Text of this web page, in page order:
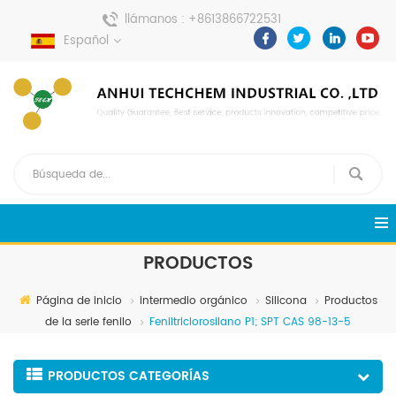
llámanos : +8613866722531
enviar un mensaje :
pweiping@techemi.com
Español
PRODUCTOS
Página de inicio intermedio orgánico Silicona
Productos
de la serie fenilo
Feniltriclorosilano P1; SPT CAS 98-13-5
PRODUCTOS CATEGORÍAS